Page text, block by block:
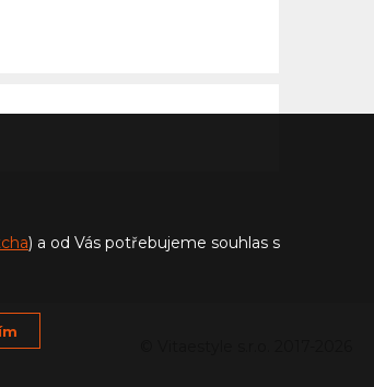
) a od Vás potřebujeme souhlas s